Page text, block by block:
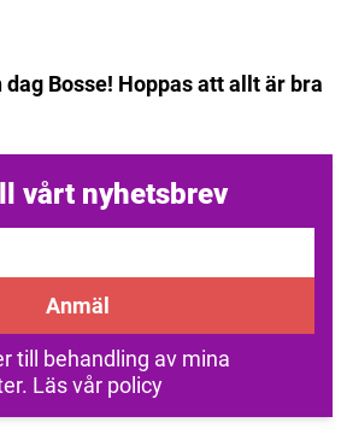
Bosse! Hoppas att allt är bra
vårt nyhetsbrev
Anmäl
till behandling av mina
Läs vår policy